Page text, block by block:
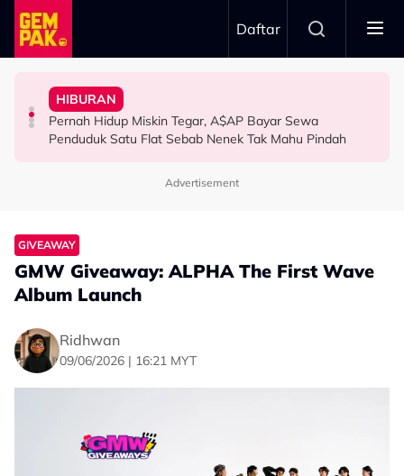
Skip to main content
Daftar
HIBURAN
Permintaan Aneh Jared Leto Di Lokasi, Minta Nelayan
Tangkap Ikan Segar Setiap Hari
HIBURAN
Pernah Hidup Miskin Tegar, A$AP Bayar Sewa
Penduduk Satu Flat Sebab Nenek Tak Mahu Pindah
HIBURAN
“Jangan Meroyan,Merentan...” - Ammar Alfian Pertahan
Aliff Aziz, Minta Netizen Berhenti Menghukum
HIBURAN
The Tomei Girls: Satu Wanita, Pelbagai Ekspresi
Advertisement
GIVEAWAY
GMW Giveaway: ALPHA The First Wave
Album Launch
Ridhwan
09/06/2026 | 16:21 MYT